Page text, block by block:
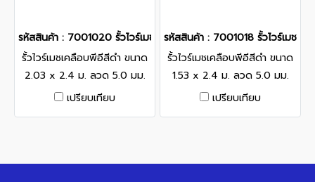
รหัสสินค้า : 7001020 รั้วไวร์เมชเคลือบพีอีสีดำ ขนาด 2.03 x 2.4 ม
รั้วไวร์เมชเคลือบพีอีสีดำ ขนาด
2.03 x 2.4 ม. ลวด 5.0 มม.
ขนาดช่องตา 60x200 มม.
เปรียบเทียบ
รหัสสินค้า : 7001018 รั้วไวร์เมชเ
รั้วไวร์เมชเคลือบพีอีสีดำ ขนาด
1.53 x 2.4 ม. ลวด 5.0 มม.
ขนาดช่องตา 60x200 มม.
เปรียบเทียบ